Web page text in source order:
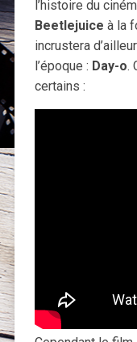
l’histoire du
Beetlejuice à la
incrustera
l’époque : Day-o.
certains :